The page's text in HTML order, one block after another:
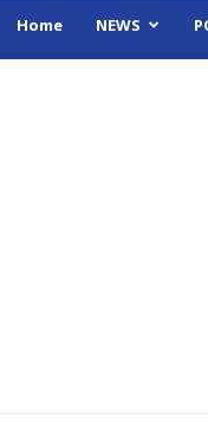
Home NEWS